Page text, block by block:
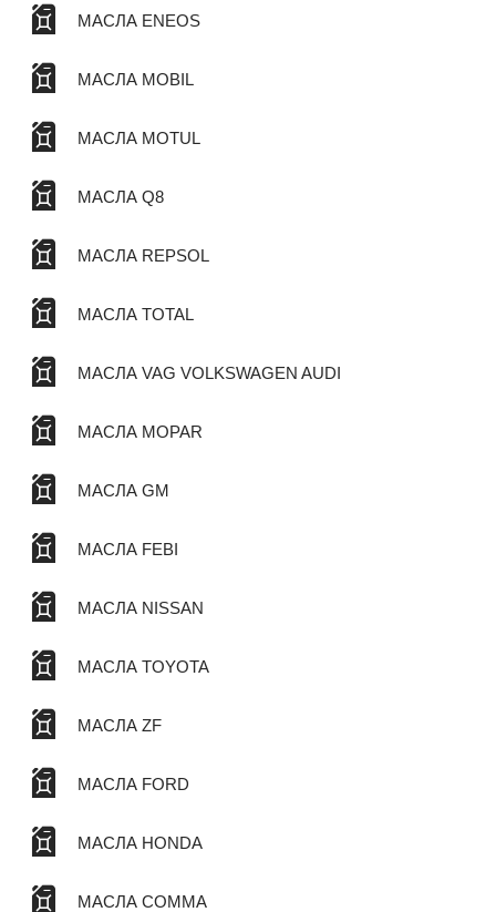
МАСЛА ENEOS
МАСЛА MOBIL
МАСЛА MOTUL
МАСЛА Q8
МАСЛА REPSOL
МАСЛА TOTAL
МАСЛА VAG VOLKSWAGEN AUDI
МАСЛА MOPAR
МАСЛА GM
МАСЛА FEBI
МАСЛА NISSAN
МАСЛА TOYOTA
МАСЛА ZF
МАСЛА FORD
МАСЛА HONDA
МАСЛА COMMA